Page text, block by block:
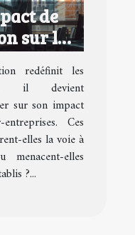
de
sur la
inter-
redéfinit les
il devient
sur son impact
Ces
elles la voie à
elles
?...